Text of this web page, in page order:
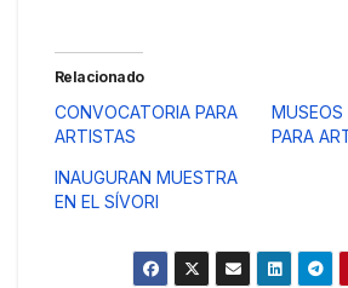
Relacionado
CONVOCATORIA PARA
ARTISTAS
MUSEOS
PARA
INAUGURAN MUESTRA
EN EL SÍVORI